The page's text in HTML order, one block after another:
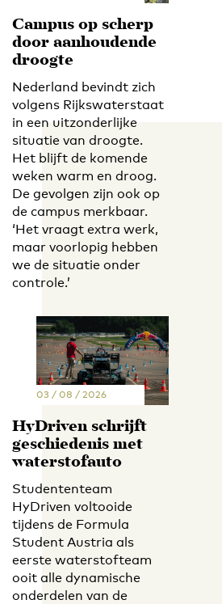
Campus op scherp
door aanhoudende
droogte
Nederland bevindt zich
volgens Rijkswaterstaat
in een uitzonderlijke
situatie van droogte.
Het blijft de komende
weken warm en droog.
De gevolgen zijn ook op
de campus merkbaar.
‘Het vraagt extra werk,
maar voorlopig hebben
we de situatie onder
controle.’
03 / 08 / 2026
HyDriven schrijft
geschiedenis met
waterstofauto
Studententeam
HyDriven voltooide
tijdens de Formula
Student Austria als
eerste waterstofteam
ooit alle dynamische
onderdelen van de